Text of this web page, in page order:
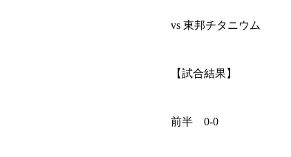
vs 東邦チタニウム
【試合結果】
前半 0-0